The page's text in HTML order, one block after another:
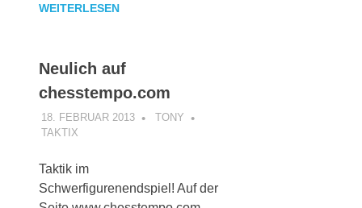
WEITERLESEN
Neulich auf
chesstempo.com
18. FEBRUAR 2013
TONY
TAKTIX
Taktik im
Schwerfigurenendspiel! Auf der